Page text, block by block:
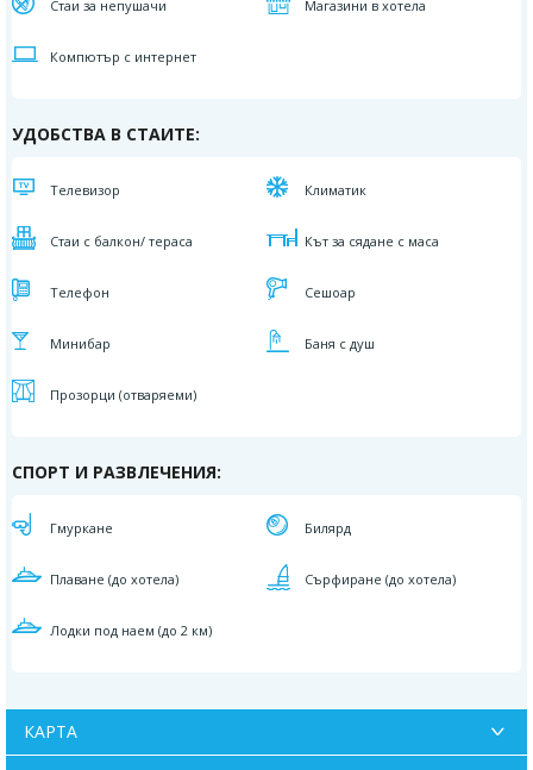
Стаи за непушачи Магазини в хотела
Компютър с интернет
УДОБСТВА В СТАИТЕ:
Телевизор Климатик
Стаи с балкон/ тераса Кът за сядане с маса
Телефон Сешоар
Минибар Баня с душ
Прозорци (отваряеми)
СПОРТ И РАЗВЛЕЧЕНИЯ:
Гмуркане Билярд
Плаване (до хотела) Сърфиране (до хотела)
Лодки под наем (до 2 км)
КАРТА